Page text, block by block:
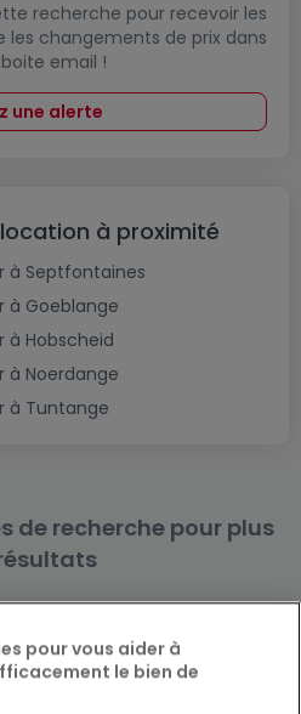
recherche pour recevoir les
les changements de prix dans
email !
une alerte
à proximité
à Septfontaines
à Goeblange
à Hobscheid
à Noerdange
à Tuntange
de recherche pour plus
à proximité
pour vous aider à
le bien de